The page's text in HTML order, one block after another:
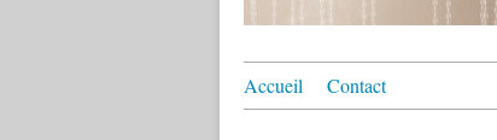
Accueil Contact